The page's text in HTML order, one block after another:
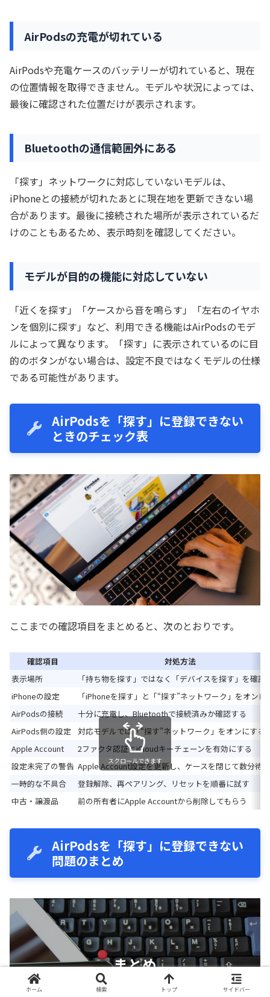
AirPodsの充電が切れている
AirPodsや充電ケースのバッテリーが切れていると、現在
の位置情報を取得できません。モデルや状況によっては、
最後に確認された位置だけが表示されます。
Bluetoothの通信範囲外にある
「探す」ネットワークに対応していないモデルは、
iPhoneとの接続が切れたあとに現在地を更新できない場
合があります。最後に接続された場所が表示されているだ
けのこともあるため、表示時刻を確認してください。
モデルが目的の機能に対応していない
「近くを探す」「ケースから音を鳴らす」「左右のイヤホ
ンを個別に探す」など、利用できる機能はAirPodsのモデ
ルによって異なります。「探す」に表示されているのに目
的のボタンがない場合は、設定不良ではなくモデルの仕様
である可能性があります。
AirPodsを「探す」に登録できない
ときのチェック表
ここまでの確認項目をまとめると、次のとおりです。
確認項目
対処方法
表示場所
「持ち物を探す」ではなく「デバイスを探す」を確認
iPhoneの設定
「iPhoneを探す」と「“探す”ネットワーク」をオンに
AirPodsの接続
十分に充電し、Bluetoothで接続済みか確認する
AirPods側の設定
対応モデルでは「“探す”ネットワーク」をオンにする
Apple Account
2ファクタ認証とiCloudキーチェーンを有効にする
設定未完了の警告 Apple Account設定を更新し、ケースを閉じて数分待つ
一時的な不具合
登録解除、再ペアリング、リセットを順番に試す
中古・譲渡品
前の所有者にApple Accountから削除してもらう
スクロールできます
AirPodsを「探す」に登録できない
問題のまとめ
まとめ
ホーム 検索 トップ サイドバー